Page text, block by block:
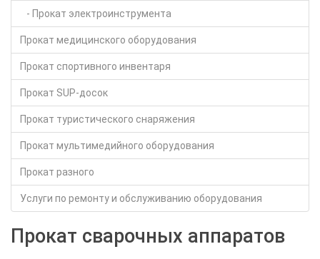
- Прокат электроинструмента
Прокат медицинского оборудования
Прокат спортивного инвентаря
Прокат SUP-досок
Прокат туристического снаряжения
Прокат мультимедийного оборудования
Прокат разного
Услуги по ремонту и обслуживанию оборудования
Прокат сварочных аппаратов